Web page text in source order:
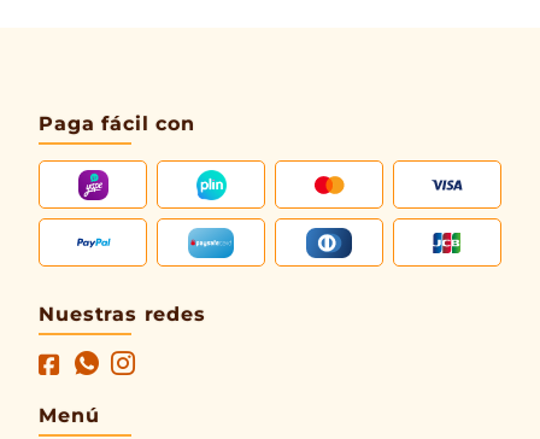
Paga fácil con
Nuestras redes
Menú